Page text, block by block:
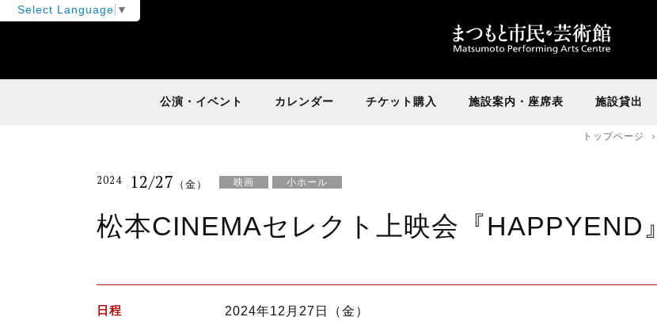
Select Language ▼
公演・イベント カレンダー チケット購入 施設案内・座席表 施設貸出
トップページ
2024 12/27 （金） 映画 小ホール
松本CINEMAセレクト上映会『HAPPYEND』
日程 2024年12月27日（金）